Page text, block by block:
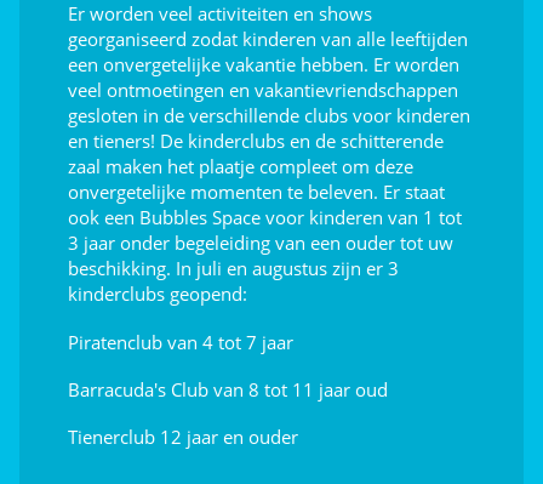
Live muziek
Speel samen
Jeu de boules
Terrein voor strandvolleybal
Tafeltennis
Basketbal
Multisportterrein
Voetbal
Afleiding voor de kids
Er worden veel activiteiten en shows
georganiseerd zodat kinderen van alle leeftijden
een onvergetelijke vakantie hebben. Er worden
veel ontmoetingen en vakantievriendschappen
gesloten in de verschillende clubs voor kinderen
en tieners! De kinderclubs en de schitterende
zaal maken het plaatje compleet om deze
onvergetelijke momenten te beleven. Er staat
ook een Bubbles Space voor kinderen van 1 tot
3 jaar onder begeleiding van een ouder tot uw
beschikking. In juli en augustus zijn er 3
kinderclubs geopend:
Piratenclub van 4 tot 7 jaar
Barracuda's Club van 8 tot 11 jaar oud
Tienerclub 12 jaar en ouder